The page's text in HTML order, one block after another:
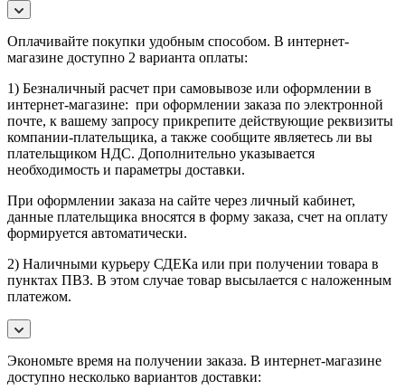
Оплачивайте покупки удобным способом. В интернет-
магазине доступно 2 варианта оплаты:
1) Безналичный расчет при самовывозе или оформлении в
интернет-магазине: при оформлении заказа по электронной
почте, к вашему запросу прикрепите действующие реквизиты
компании-плательщика, а также сообщите являетесь ли вы
плательщиком НДС. Дополнительно указывается
необходимость и параметры доставки.
При оформлении заказа на сайте через личный кабинет,
данные плательщика вносятся в форму заказа, счет на оплату
формируется автоматически.
2) Наличными курьеру СДЕКа или при получении товара в
пунктах ПВЗ. В этом случае товар высылается с наложенным
платежом.
Экономьте время на получении заказа. В интернет-магазине
доступно несколько вариантов доставки: